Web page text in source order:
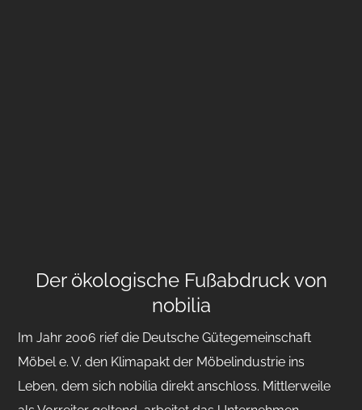
Der ökologische Fußabdruck von
nobilia
Im Jahr 2006 rief die Deutsche Gütegemeinschaft
Möbel e. V. den Klimapakt der Möbelindustrie ins
Leben, dem sich nobilia direkt anschloss. Mittlerweile